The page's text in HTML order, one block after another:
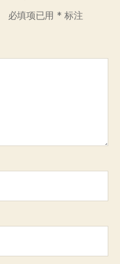
必填项已用 * 标注